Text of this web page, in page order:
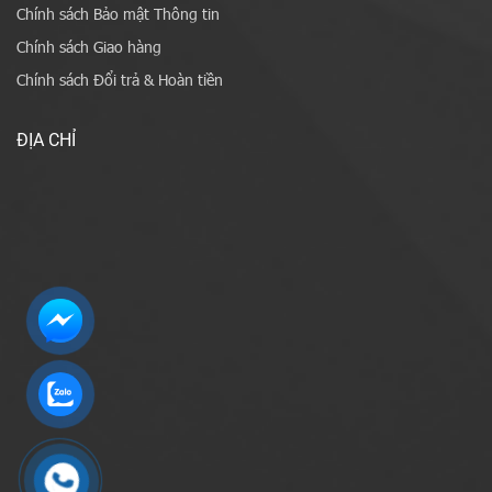
Chính sách Bảo mật Thông tin
Chính sách Giao hàng
Chính sách Đổi trả & Hoàn tiền
ĐỊA CHỈ